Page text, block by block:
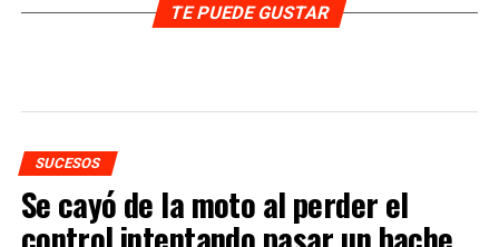
TE PUEDE GUSTAR
SUCESOS
Se cayó de la moto al perder el